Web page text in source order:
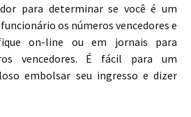
para determinar se você é um
os números vencedores e
on-line ou em jornais para
vencedores. É fácil para um
embolsar seu ingresso e dizer